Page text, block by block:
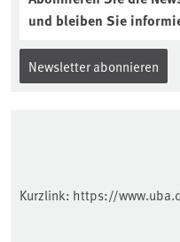
und bleiben Sie
Newsletter abonnieren
Kurzlink: https://